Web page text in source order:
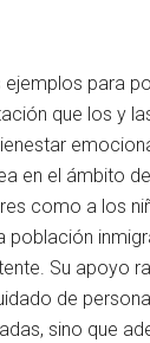
para
que los y
en el ámbito
como a los
población
Su apoyo
de
sino que